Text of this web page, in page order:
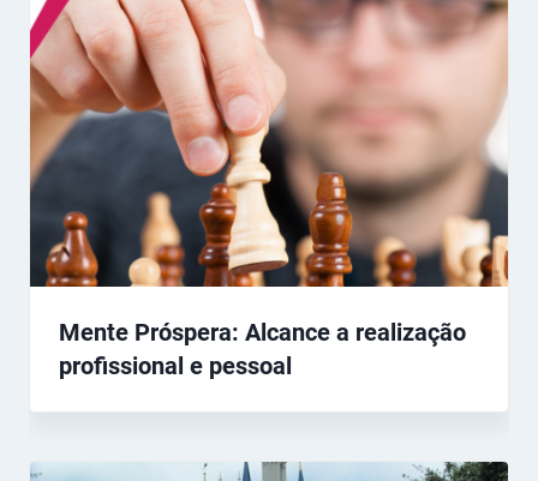
Mente Próspera: Alcance a realização
profissional e pessoal